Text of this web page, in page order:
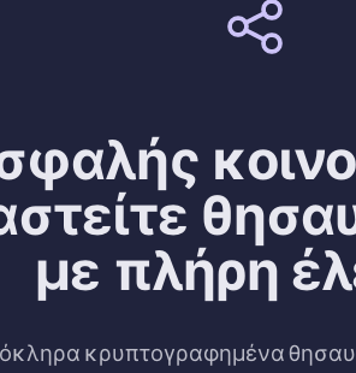
με πλήρη
κρυπτογραφημένα